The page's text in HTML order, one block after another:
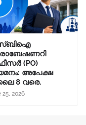
(PO)
അപേക്ഷ
8 വരെ.
25, 2026